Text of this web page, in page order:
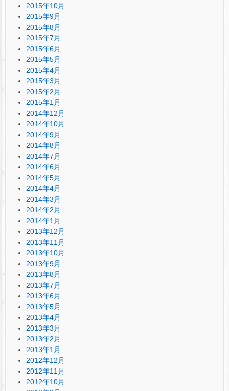
2015年10月
2015年9月
2015年8月
2015年7月
2015年6月
2015年5月
2015年4月
2015年3月
2015年2月
2015年1月
2014年12月
2014年10月
2014年9月
2014年8月
2014年7月
2014年6月
2014年5月
2014年4月
2014年3月
2014年2月
2014年1月
2013年12月
2013年11月
2013年10月
2013年9月
2013年8月
2013年7月
2013年6月
2013年5月
2013年4月
2013年3月
2013年2月
2013年1月
2012年12月
2012年11月
2012年10月